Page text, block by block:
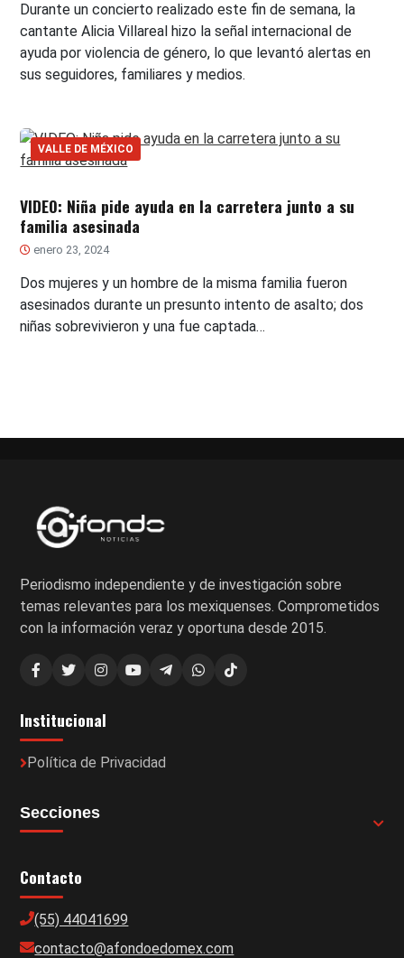
Durante un concierto realizado este fin de semana, la
cantante Alicia Villareal hizo la señal internacional de
ayuda por violencia de género, lo que levantó alertas en
sus seguidores, familiares y medios.
VALLE DE MÉXICO
VIDEO: Niña pide ayuda en la carretera junto a su
familia asesinada
enero 23, 2024
Dos mujeres y un hombre de la misma familia fueron
asesinados durante un presunto intento de asalto; dos
niñas sobrevivieron y una fue captada…
Periodismo independiente y de investigación sobre
temas relevantes para los mexiquenses. Comprometidos
con la información veraz y oportuna desde 2015.
Institucional
Política de Privacidad
Secciones
Contacto
(55) 44041699
contacto@afondoedomex.com